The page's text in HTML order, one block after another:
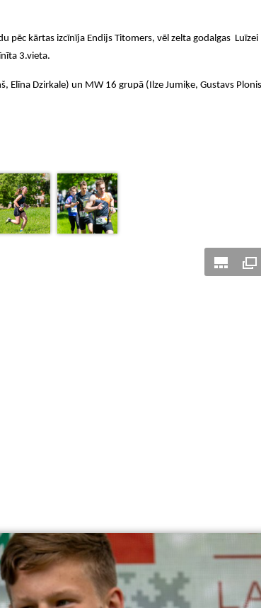
kārtas izcīnīja Endijs Titomers, vēl zelta godalgas Luīzei
3.vieta.
Elīna Dzirkale) un MW 16 grupā (Ilze Jumiķe, Gustavs